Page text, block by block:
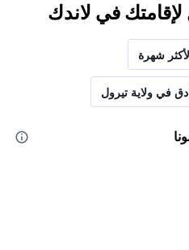
لإقامتك في لاندك
شهرة
في ولاية تيرول